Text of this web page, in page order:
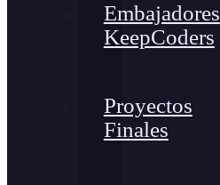
Embajadores
KeepCoders
Proyectos
Finales